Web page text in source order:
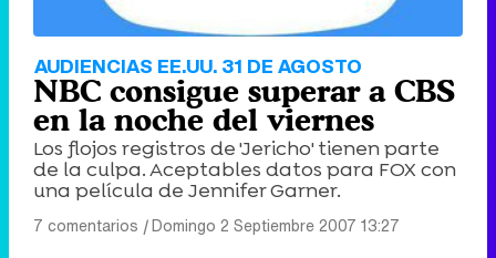
Tráiler de la tercera temporada de 'The Walking Dead: Dead City' de AMC+
AUDIENCIAS EE.UU. 31 DE AGOSTO
NBC consigue superar a CBS
en la noche del viernes
Los flojos registros de 'Jericho' tienen parte
de la culpa. Aceptables datos para FOX con
una película de Jennifer Garner.
7 comentarios |Domingo 2 Septiembre 2007 13:27